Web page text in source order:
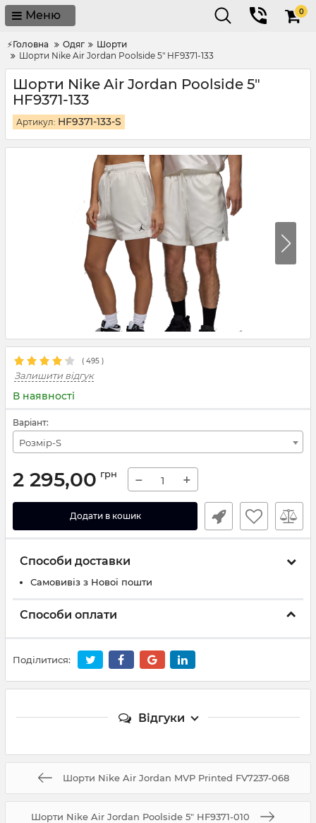
Меню 0
⚡Головна Одяг
Шорти
Шорти Nike Air Jordan Poolside 5" HF9371-133
Шорти Nike Air Jordan Poolside 5"
HF9371-133
Артикул: HF9371-133-S
( 495 )
Залишити відгук
В наявності
Варіант:
Розмір-S
2 295,00 грн − +
Додати в кошик
Способи доставки
Самовивіз з Нової пошти
Способи оплати
Поділитися:
Відгуки
Шорти Nike Air Jordan MVP Printed FV7237-068
Шорти Nike Air Jordan Poolside 5" HF9371-010